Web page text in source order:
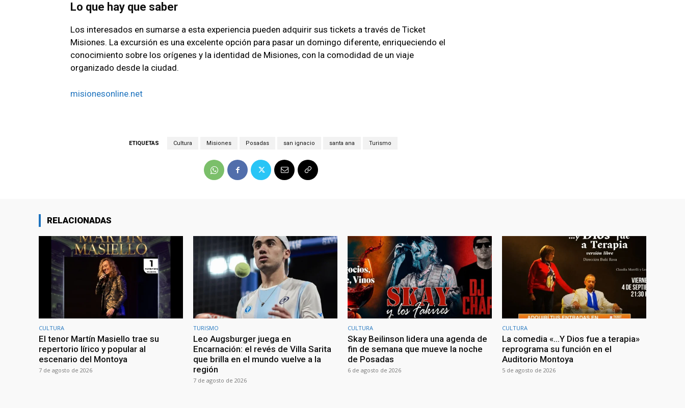
Lo que hay que saber
Los interesados en sumarse a esta experiencia pueden adquirir sus tickets a través de Ticket
Misiones. La excursión es una excelente opción para pasar un domingo diferente, enriqueciendo el
conocimiento sobre los orígenes y la identidad de Misiones, con la comodidad de un viaje
organizado desde la ciudad.
misionesonline.net
ETIQUETAS Cultura Misiones Posadas san ignacio santa ana Turismo
RELACIONADAS
CULTURA
El tenor Martín Masiello trae su
repertorio lírico y popular al
escenario del Montoya
7 de agosto de 2026
TURISMO
Leo Augsburger juega en
Encarnación: el revés de Villa Sarita
que brilla en el mundo vuelve a la
región
7 de agosto de 2026
CULTURA
Skay Beilinson lidera una agenda de
fin de semana que mueve la noche
de Posadas
6 de agosto de 2026
CULTURA
La comedia «…Y Dios fue a terapia»
reprograma su función en el
Auditorio Montoya
5 de agosto de 2026